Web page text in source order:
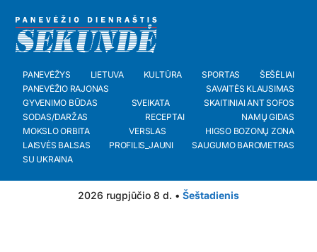
PANEVĖŽYS LIETUVA KULTŪRA SPORTAS
ŠEŠĖLIAI
PANEVĖŽIO RAJONAS
SAVAITĖS KLAUSIMAS
GYVENIMO BŪDAS
SVEIKATA
SKAITINIAI ANT SOFOS
SODAS/DARŽAS
RECEPTAI
NAMŲ GIDAS
MOKSLO ORBITA
VERSLAS
HIGSO BOZONŲ ZONA
LAISVĖS BALSAS
PROFILIS_JAUNI
SAUGUMO BAROMETRAS
SU UKRAINA
2026 rugpjūčio 8 d. • Šeštadienis